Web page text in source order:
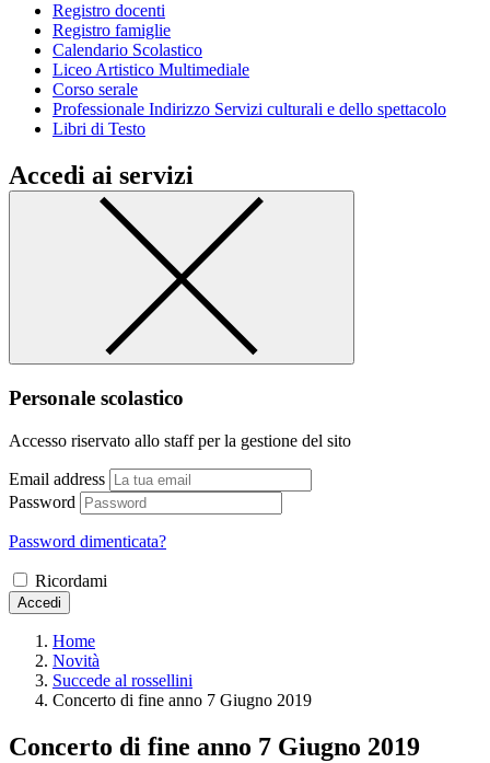
Registro docenti
Registro famiglie
Calendario Scolastico
Liceo Artistico Multimediale
Corso serale
Professionale Indirizzo Servizi culturali e dello spettacolo
Libri di Testo
Accedi ai servizi
Personale scolastico
Accesso riservato allo staff per la gestione del sito
Email address
Password
Password dimenticata?
Ricordami
Accedi
Home
Novità
Succede al rossellini
Concerto di fine anno 7 Giugno 2019
Concerto di fine anno 7 Giugno 2019